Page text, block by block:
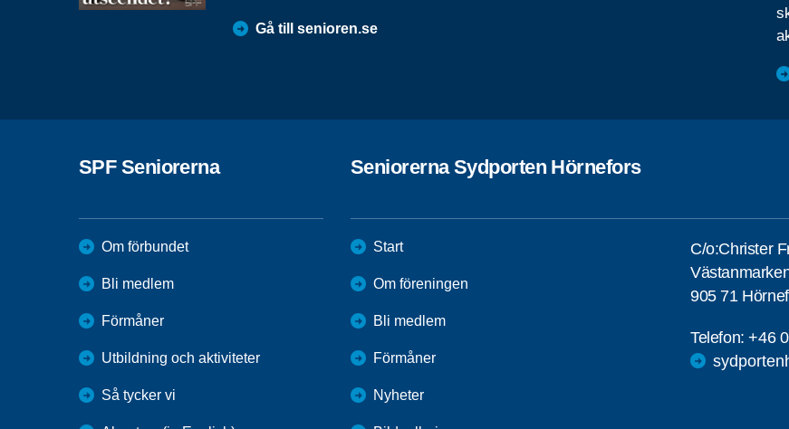
Gå till senioren.se
SPF Seniorerna
Om förbundet
Bli medlem
Förmåner
Utbildning och aktiviteter
Så tycker vi
Seniorerna Sydporten Hörnefors
Start
Om föreningen
Bli medlem
Förmåner
Nyheter
C/o:Christer
905 71
Telefon:+46